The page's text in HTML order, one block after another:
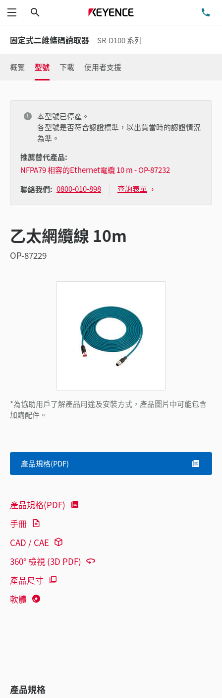
功能表
固定式二維條碼讀取器 SR-D100 系列
概覽 型號 下載 使用者支援
本型號已停產。
各型號是否符合認證標準，以出貨當時的認證情況
為準。
推薦替代產品:
NFPA79 相容的Ethernet電纜 10 m - OP-87232
聯絡我們: 0800-010-898 查詢表單
乙太網纜線 10m
OP-87229
*為協助用戶了解產品用途及安裝方式，產品圖片中可能包含
加購配件。
產品規格(PDF)
產品規格(PDF)
手冊
CAD / CAE
360° 檢視 (3D PDF)
產品尺寸
軟體
產品規格